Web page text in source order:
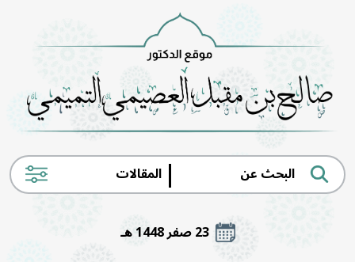
|
23 صفر 1448 هـ